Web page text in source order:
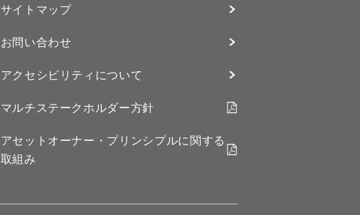
サイトマップ
お問い合わせ
アクセシビリティについて
マルチステークホルダー方針
アセットオーナー・プリンシプルに関する
取組み